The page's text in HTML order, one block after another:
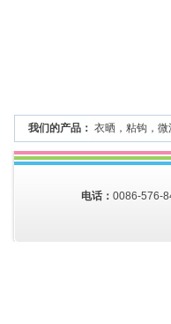
我们的产品： 衣晒 ， 粘钩 ， 微
电话： 0086-576-